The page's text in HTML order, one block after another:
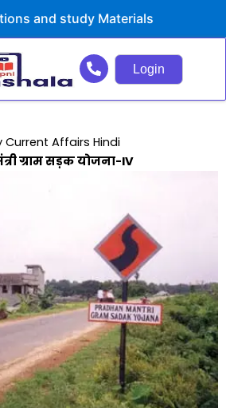
and study Materials
Login
Current Affairs Hindi
ग्राम सड़क योजना-IV